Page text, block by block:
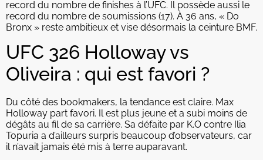
record du nombre de finishes à l’UFC. Il possède aussi le
record du nombre de soumissions (17). À 36 ans, « Do
Bronx » reste ambitieux et vise désormais la ceinture BMF.
UFC 326 Holloway vs
Oliveira : qui est favori ?
Du côté des bookmakers, la tendance est claire. Max
Holloway part favori. Il est plus jeune et a subi moins de
dégâts au fil de sa carrière. Sa défaite par K.O contre Ilia
Topuria a d’ailleurs surpris beaucoup d’observateurs, car
il n’avait jamais été mis à terre auparavant.